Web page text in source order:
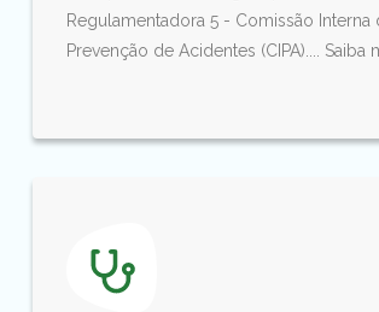
Regulamentadora 5 - Comissão Interna
Prevenção de Acidentes (CIPA).... Saiba